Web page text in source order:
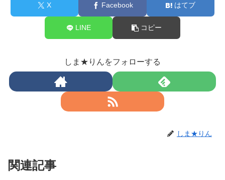
X Facebook はてブ
LINE コピー
しま★りんをフォローする
しま★りん
関連記事